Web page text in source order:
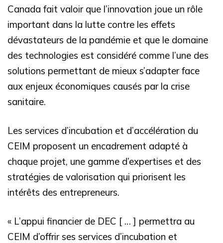
Canada fait valoir que l’innovation joue un rôle
important dans la lutte contre les effets
dévastateurs de la pandémie et que le domaine
des technologies est considéré comme l’une des
solutions permettant de mieux s’adapter face
aux enjeux économiques causés par la crise
sanitaire.
Les services d’incubation et d’accélération du
CEIM proposent un encadrement adapté à
chaque projet, une gamme d’expertises et des
stratégies de valorisation qui priorisent les
intérêts des entrepreneurs.
« L’appui financier de DEC [ … ] permettra au
CEIM d’offrir ses services d’incubation et